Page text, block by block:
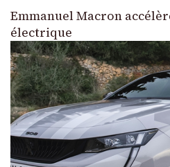
Emmanuel Macron
électrique